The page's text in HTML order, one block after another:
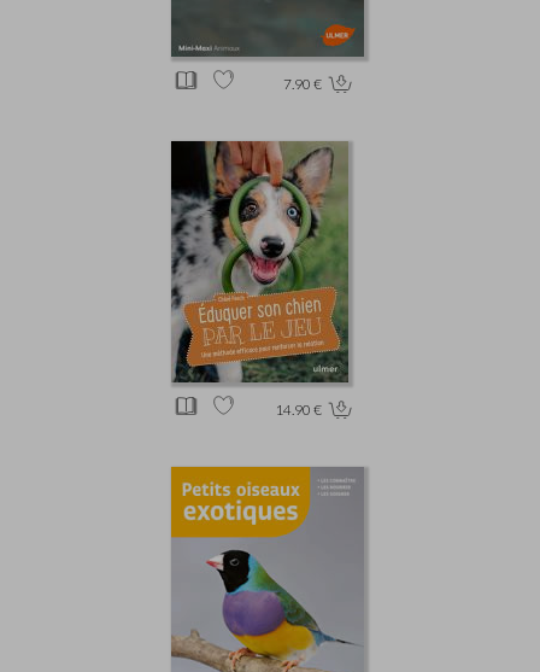
7.90 €
14.90 €